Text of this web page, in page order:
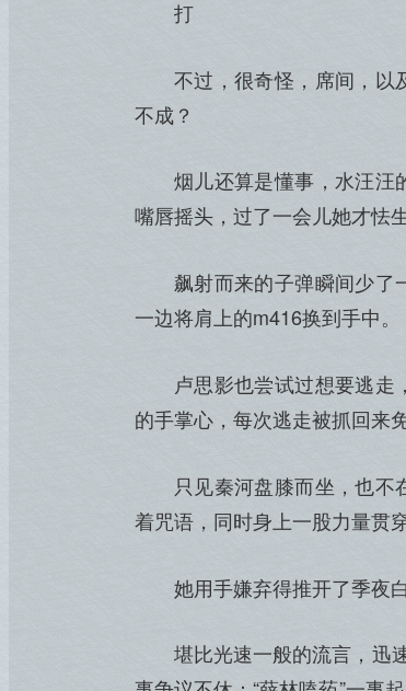
打
不过，很奇怪，席间，以
不成？
烟儿还算是懂事，水汪汪
嘴唇摇头，过了一会儿她才怯
飙射而来的子弹瞬间少了
一边将肩上的m416换到手中。
卢思影也尝试过想要逃
的手掌心，每次逃走被抓回来
只见秦河盘膝而坐，也
着咒语，同时身上一股力量贯
她用手嫌弃得推开了季夜
堪比光速一般的流言，迅